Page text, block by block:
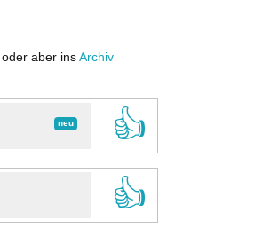
, oder aber ins Archiv
neu
👍
👍